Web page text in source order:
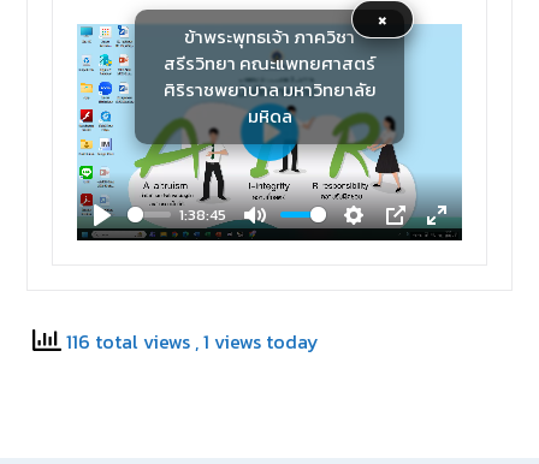
×
ข้าพระพุทธเจ้า ภาควิชา
สรีรวิทยา คณะแพทยศาสตร์
ศิริราชพยาบาล มหาวิทยาลัย
มหิดล
Play
1:38:45
Mute Settings
PIP Enter
Play
116 total views , 1 views today